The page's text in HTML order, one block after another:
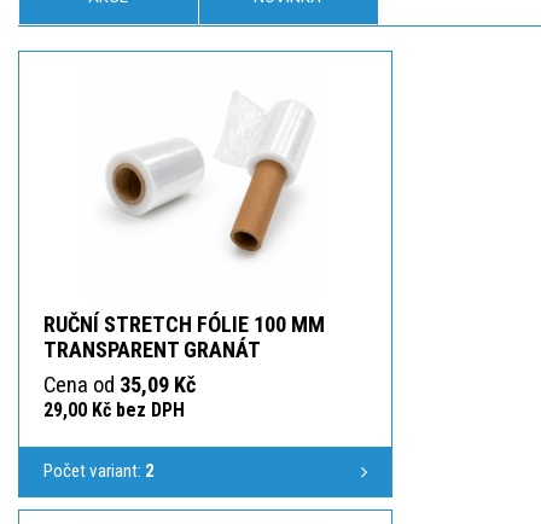
RUČNÍ STRETCH FÓLIE 100 MM
TRANSPARENT GRANÁT
Cena od 35,09 Kč
29,00 Kč bez DPH
Počet variant: 2